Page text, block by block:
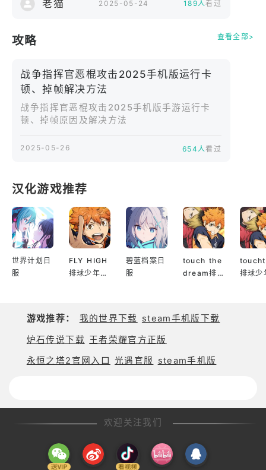
顶级引擎打造电影级画面，搭配震撼的过场动画与叙
事，让每一场战役都惊心动魄。特邀国际知名音效团
同时重制系列经典 BGM，带你感受硝烟中的热血与
悲壮。
—— 多人联机 与盟友并肩作战 ——
掩体、地形高低差布局，配合集火、突袭、迂回等战
—— 巨型 BOSS 上演巅峰对决 ——
经典战争武器与全新科技军备同台登场，感受全屏幕
炮火轰炸！新增巨型战争机甲 BOSS 关卡，BOSS 占
据半屏空间，多方位火力压制，带来极具冲击力的战
—— 随机事件 还原真实战场 ——
游戏内置海量不可重复的战场事件，每一次决策都将
改变战局走向。指挥官的征程将踏遍沙漠、雪地、城
老猫 2025-05-24 189人看过
攻略 查看全部>
战争指挥官恶棍攻击2025手机版运行卡
顿、掉帧解决方法
战争指挥官恶棍攻击2025手机版手游运行卡
顿、掉帧原因及解决方法
2025-05-26 654人看过
汉化游戏推荐
世界计划日
服
FLY HIGH
排球少年日
碧蓝档案日
服
touch the
dream排
排球少
游戏推荐： 我的世界下载 steam手机版下载
炉石传说下载 王者荣耀官方正版
永恒之塔2官网入口
光遇官服 steam手机版
欢迎关注我们